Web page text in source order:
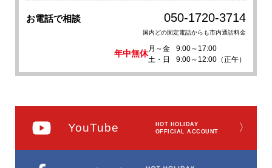
お電話で相談 050-1720-3714
国内どの固定電話からも市内通話料金
年中無休
月～金
9:00～17:00
土・日
9:00～12:00（正午）
YouTube
HOT HOLIDAY
OFFICIAL ACCOUNT
〉